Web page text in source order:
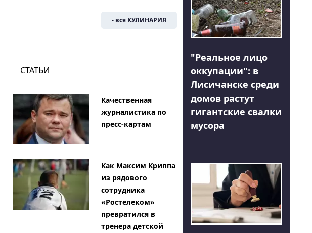
- вся КУЛИНАРИЯ
СТАТЬИ
Качественная
журналистика по
пресс-картам
Как Максим Криппа
из рядового
сотрудника
«Ростелеком»
превратился в
тренера детской
"Реальное лицо
оккупации": в
Лисичанске среди
домов растут
гигантские свалки
мусора